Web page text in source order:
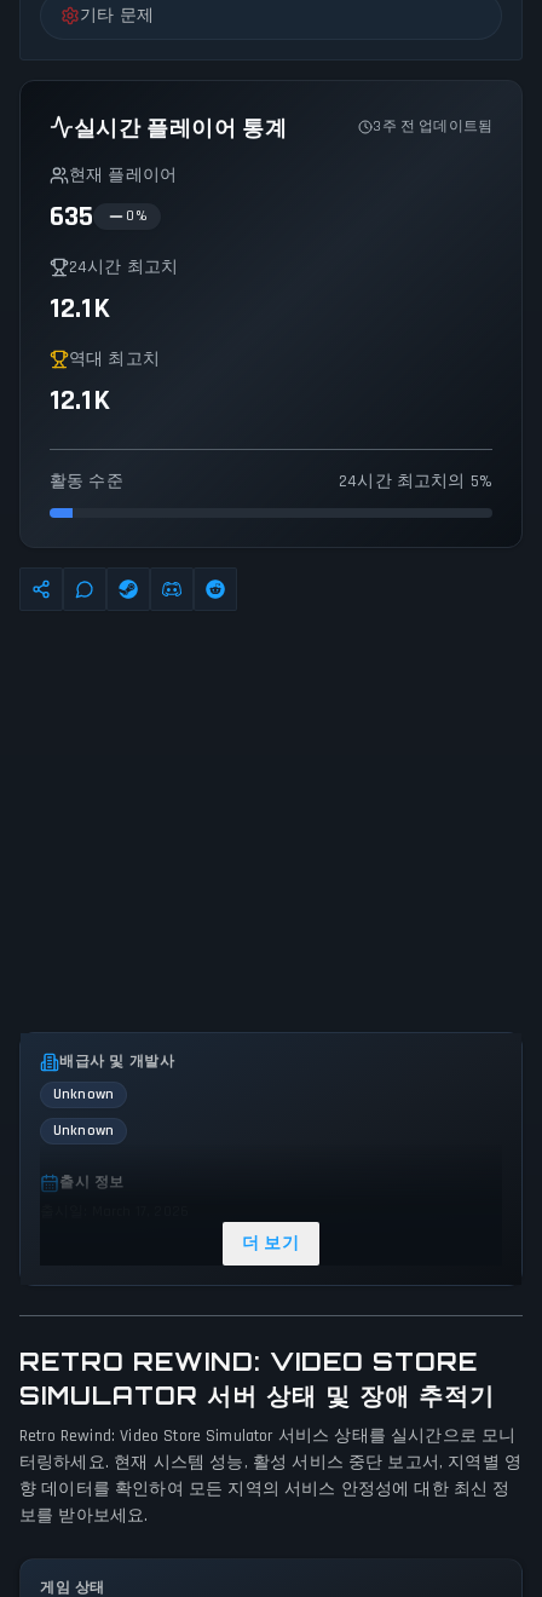
기타 문제
실시간 플레이어 통계 3주 전 업데이트됨
현재 플레이어
635 0 %
24시간 최고치
12.1K
역대 최고치
12.1K
활동 수준 24시간 최고치의 5%
배급사 및 개발사
Unknown
Unknown
출시 정보
게임 시점
First person
플랫폼
PC (Microsoft Windows)
게임 모드
Single player
더 보기
RETRO REWIND: VIDEO STORE
SIMULATOR 서버 상태 및 장애 추적기
Retro Rewind: Video Store Simulator 서비스 상태를 실시간으로 모니
터링하세요. 현재 시스템 성능, 활성 서비스 중단 보고서, 지역별 영
향 데이터를 확인하여 모든 지역의 서비스 안정성에 대한 최신 정
보를 받아보세요.
게임 상태